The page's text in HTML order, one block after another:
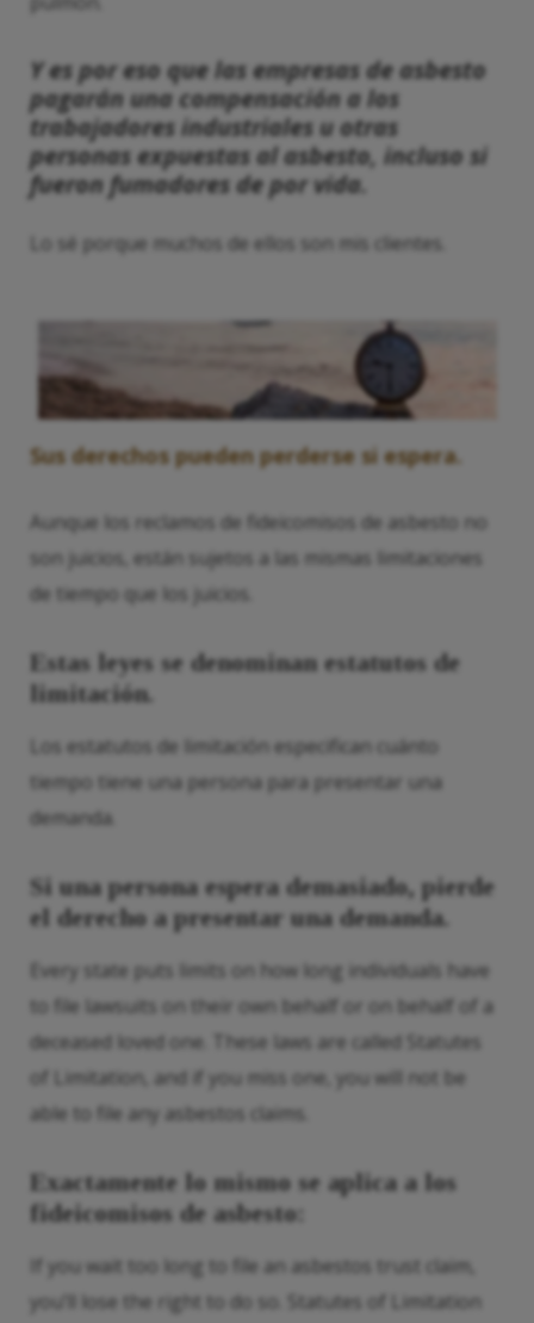
Y es por eso que las empresas de asbesto
pagarán una compensación a los
trabajadores industriales u otras
personas expuestas al asbesto, incluso si
fueron fumadores de por vida.
Lo sé porque muchos de ellos son mis clientes.
Sus derechos pueden perderse si espera.
Aunque los reclamos de fideicomisos de asbesto no
son juicios, están sujetos a las mismas limitaciones
de tiempo que los juicios.
Estas leyes se denominan estatutos de
limitación.
Los estatutos de limitación especifican cuánto
tiempo tiene una persona para presentar una
demanda.
Si una persona espera demasiado, pierde
el derecho a presentar una demanda.
Every state puts limits on how long individuals have
to file lawsuits on their own behalf or on behalf of a
deceased loved one. These laws are called Statutes
of Limitation, and if you miss one, you will not be
able to file any asbestos claims.
Exactamente lo mismo se aplica a los
fideicomisos de asbesto:
If you wait too long to file an asbestos trust claim,
you’ll lose the right to do so. Statutes of Limitation